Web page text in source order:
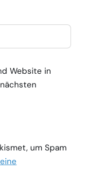
Website in
um Spam